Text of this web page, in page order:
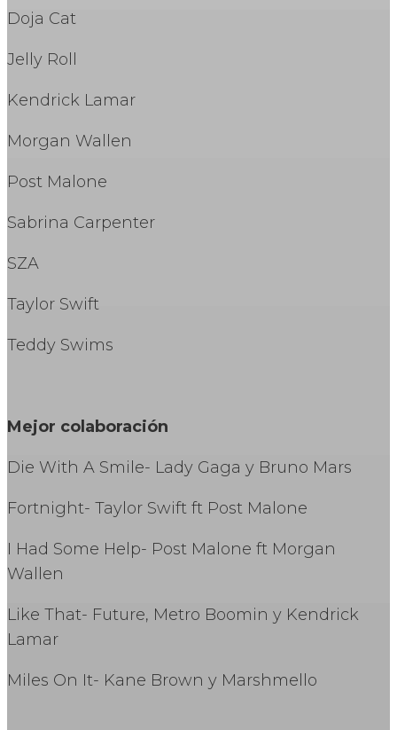
Doja Cat
Jelly Roll
Kendrick Lamar
Morgan Wallen
Post Malone
Sabrina Carpenter
SZA
Taylor Swift
Teddy Swims
Mejor colaboración
Die With A Smile- Lady Gaga y Bruno Mars
Fortnight- Taylor Swift ft Post Malone
I Had Some Help- Post Malone ft Morgan
Wallen
Like That- Future, Metro Boomin y Kendrick
Lamar
Miles On It- Kane Brown y Marshmello